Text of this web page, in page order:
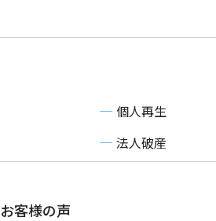
個人再生
法人破産
お客様の声